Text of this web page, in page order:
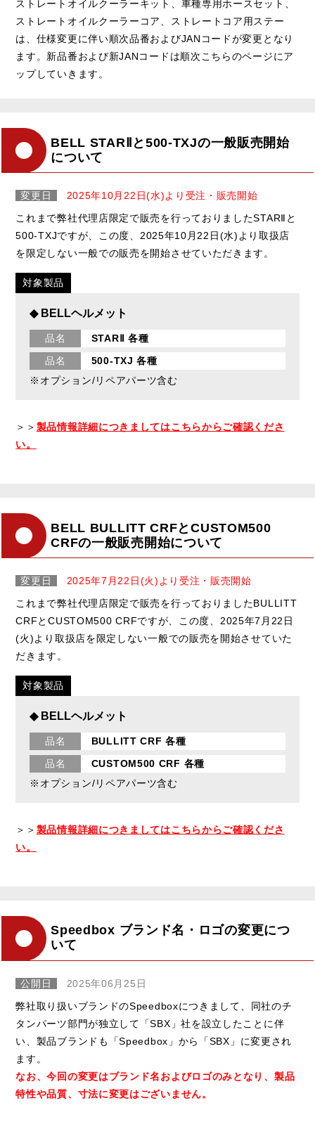
ストレートオイルクーラーキット、車種専用ホースセット、
ストレートオイルクーラーコア、ストレートコア用ステー
は、仕様変更に伴い順次品番およびJANコードが変更となり
ます。新品番および新JANコードは順次こちらのページにア
ップしていきます。
BELL STARⅡと500-TXJの一般販売開始
について
変更日
2025年10月22日(水)より受注・販売開始
これまで弊社代理店限定で販売を行っておりましたSTARⅡと
500-TXJですが、この度、2025年10月22日(水)より取扱店
を限定しない一般での販売を開始させていただきます。
対象製品
◆ BELLヘルメット
品名
STARⅡ 各種
品名
500-TXJ 各種
※オプション/リペアパーツ含む
＞＞ 製品情報詳細につきましてはこちらからご確認くださ
い。
BELL BULLITT CRFとCUSTOM500
CRFの一般販売開始について
変更日
2025年7月22日(火)より受注・販売開始
これまで弊社代理店限定で販売を行っておりましたBULLITT
CRFとCUSTOM500 CRFですが、この度、2025年7月22日
(火)より取扱店を限定しない一般での販売を開始させていた
だきます。
対象製品
◆ BELLヘルメット
品名
BULLITT CRF 各種
品名
CUSTOM500 CRF 各種
※オプション/リペアパーツ含む
＞＞ 製品情報詳細につきましてはこちらからご確認くださ
い。
Speedbox ブランド名・ロゴの変更につ
いて
公開日
2025年06月25日
弊社取り扱いブランドのSpeedboxにつきまして、同社のチ
タンパーツ部門が独立して「SBX」社を設立したことに伴
い、製品ブランドも「Speedbox」から「SBX」に変更され
ます。
なお、今回の変更はブランド名およびロゴのみとなり、製品
特性や品質、寸法に変更はございません。